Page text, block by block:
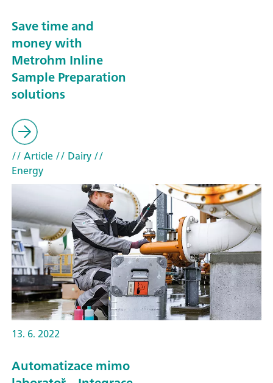
Save time and
money with
Metrohm Inline
Sample Preparation
solutions
// Article// Dairy//
Energy
13. 6. 2022
Automatizace mimo